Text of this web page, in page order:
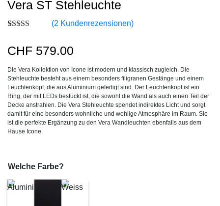
Vera ST Stehleuchte
von 5,
auf
Kundenbewertungen
(2 Kundenrezensionen)
CHF 579.00
Die Vera Kollektion von Icone ist modern und klassisch zugleich. Die
Stehleuchte besteht aus einem besonders filigranen Gestänge und einem
Leuchtenkopf, die aus Aluminium gefertigt sind. Der Leuchtenkopf ist ein
Ring, der mit LEDs bestückt ist, die sowohl die Wand als auch einen Teil der
Decke anstrahlen. Die Vera Stehleuchte spendet indirektes Licht und sorgt
damit für eine besonders wohnliche und wohlige Atmosphäre im Raum. Sie
ist die perfekte Ergänzung zu den Vera Wandleuchten ebenfalls aus dem
Hause Icone.
Welche Farbe?